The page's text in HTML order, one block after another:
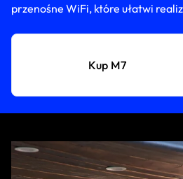
przenośne WiFi, które ułatwi
Kup M7